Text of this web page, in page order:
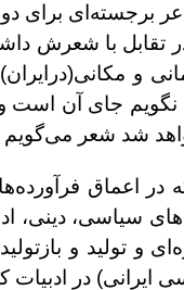
برجسته‌ای برای
با شعرش
و
نگویم جای آن
شد شعر
در اعماق
سیاسی، دینی،
و تولید و
ایرانی) در